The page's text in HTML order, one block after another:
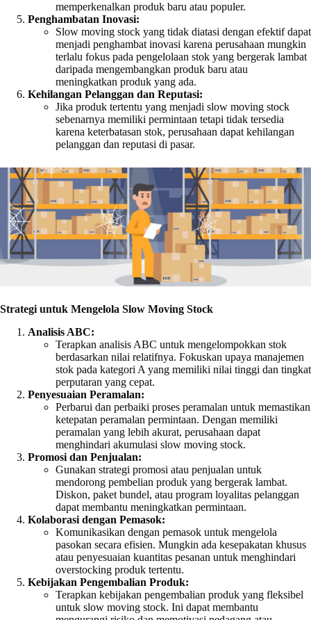
memperkenalkan produk baru atau populer.
Penghambatan Inovasi:
Slow moving stock yang tidak diatasi dengan efektif dapat
menjadi penghambat inovasi karena perusahaan mungkin
terlalu fokus pada pengelolaan stok yang bergerak lambat
daripada mengembangkan produk baru atau
meningkatkan produk yang ada.
Kehilangan Pelanggan dan Reputasi:
Jika produk tertentu yang menjadi slow moving stock
sebenarnya memiliki permintaan tetapi tidak tersedia
karena keterbatasan stok, perusahaan dapat kehilangan
pelanggan dan reputasi di pasar.
Strategi untuk Mengelola Slow Moving Stock
Analisis ABC:
Terapkan analisis ABC untuk mengelompokkan stok
berdasarkan nilai relatifnya. Fokuskan upaya manajemen
stok pada kategori A yang memiliki nilai tinggi dan tingkat
perputaran yang cepat.
Penyesuaian Peramalan:
Perbarui dan perbaiki proses peramalan untuk memastikan
ketepatan peramalan permintaan. Dengan memiliki
peramalan yang lebih akurat, perusahaan dapat
menghindari akumulasi slow moving stock.
Promosi dan Penjualan:
Gunakan strategi promosi atau penjualan untuk
mendorong pembelian produk yang bergerak lambat.
Diskon, paket bundel, atau program loyalitas pelanggan
dapat membantu meningkatkan permintaan.
Kolaborasi dengan Pemasok:
Komunikasikan dengan pemasok untuk mengelola
pasokan secara efisien. Mungkin ada kesepakatan khusus
atau penyesuaian kuantitas pesanan untuk menghindari
overstocking produk tertentu.
Kebijakan Pengembalian Produk:
Terapkan kebijakan pengembalian produk yang fleksibel
untuk slow moving stock. Ini dapat membantu